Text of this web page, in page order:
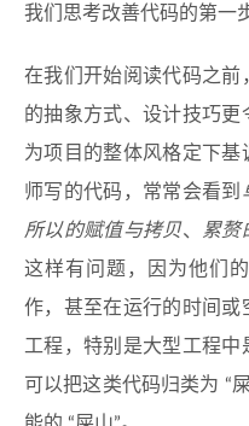
我们思考改善代码的第一
在我们开始阅读代码之前
的抽象方式、设计技巧
为项目的整体风格定下
师写的代码，常常会看到
所以的赋值与拷贝、 累赘
这样有问题，因为他们
作，甚至在运行的时间或
工程，特别是大型工程中
可以把这类代码归类为 “